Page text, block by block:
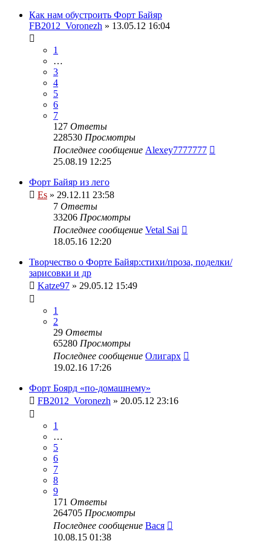
Как нам обустроить Форт Байяр
FB2012_Voronezh » 13.05.12 16:04
1
…
3
4
5
6
7
127 Ответы
228530 Просмотры
Последнее сообщение Alexey7777777
25.08.19 12:25
Форт Байяр из лего
Es » 29.12.11 23:58
7 Ответы
33206 Просмотры
Последнее сообщение Vetal Sai
18.05.16 12:20
Творчество о Форте Байяр:стихи/проза, поделки/
зарисовки и др
Katze97 » 29.05.12 15:49
1
2
29 Ответы
65280 Просмотры
Последнее сообщение Олигарх
19.02.16 17:26
Форт Боярд «по-домашнему»
FB2012_Voronezh » 20.05.12 23:16
1
…
5
6
7
8
9
171 Ответы
264705 Просмотры
Последнее сообщение Вася
10.08.15 01:38